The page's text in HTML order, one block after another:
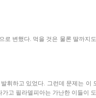
변했다. 먹을 것은 물론 딸까지
하고 있었다. 그런데 문제는
가고 필라델피아는 가난한 이들이